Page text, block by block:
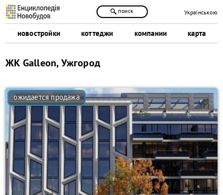
новостройки коттеджи компании карта
поиск Українською
ЖК Galleon, Ужгород